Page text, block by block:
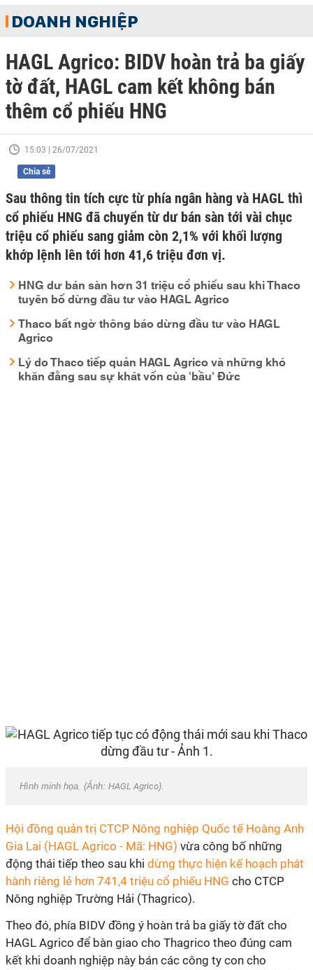
DOANH NGHIỆP
HAGL Agrico: BIDV hoàn trả ba giấy
tờ đất, HAGL cam kết không bán
thêm cổ phiếu HNG
15:03 | 26/07/2021
Chia sẻ
Sau thông tin tích cực từ phía ngân hàng và HAGL thì
cổ phiếu HNG đã chuyển từ dư bán sàn tới vài chục
triệu cổ phiếu sang giảm còn 2,1% với khối lượng
khớp lệnh lên tới hơn 41,6 triệu đơn vị.
HNG dư bán sàn hơn 31 triệu cổ phiếu sau khi Thaco
tuyên bố dừng đầu tư vào HAGL Agrico
Thaco bất ngờ thông báo dừng đầu tư vào HAGL
Agrico
Lý do Thaco tiếp quản HAGL Agrico và những khó
khăn đằng sau sự khát vốn của 'bầu' Đức
Hình minh họa. (Ảnh: HAGL Agrico).
Hội đồng quản trị CTCP Nông nghiệp Quốc tế Hoàng Anh
Gia Lai (HAGL Agrico - Mã: HNG) vừa công bố những
động thái tiếp theo sau khi dừng thực hiện kế hoạch phát
hành riêng lẻ hơn 741,4 triệu cổ phiếu HNG cho CTCP
Nông nghiệp Trường Hải (Thagrico).
Theo đó, phía BIDV đồng ý hoàn trả ba giấy tờ đất cho
HAGL Agrico để bàn giao cho Thagrico theo đúng cam
kết khi doanh nghiệp này bán các công ty con cho